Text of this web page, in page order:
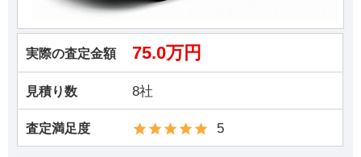
実際の査定金額 75.0万円
見積り数 8社
査定満足度 5